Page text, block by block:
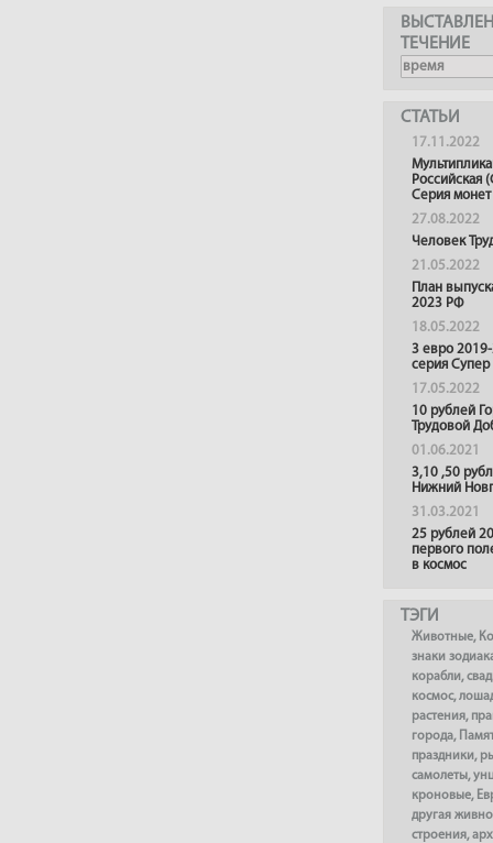
ТЕЧЕНИЕ
СТАТЬИ
17.11.2022
Российская
Серия монет
27.08.2022
Человек
21.05.2022
План
2023 РФ
18.05.2022
3 евро
серия
17.05.2022
10 рублей
Трудовой
01.06.2021
3,10 ,50
Нижний
31.03.2021
25 рублей
первого
в космос
ТЭГИ
Животные,
знаки
корабли,
космос,
растения,
города,
праздники,
самолеты,
кроновые,
другая
строения,